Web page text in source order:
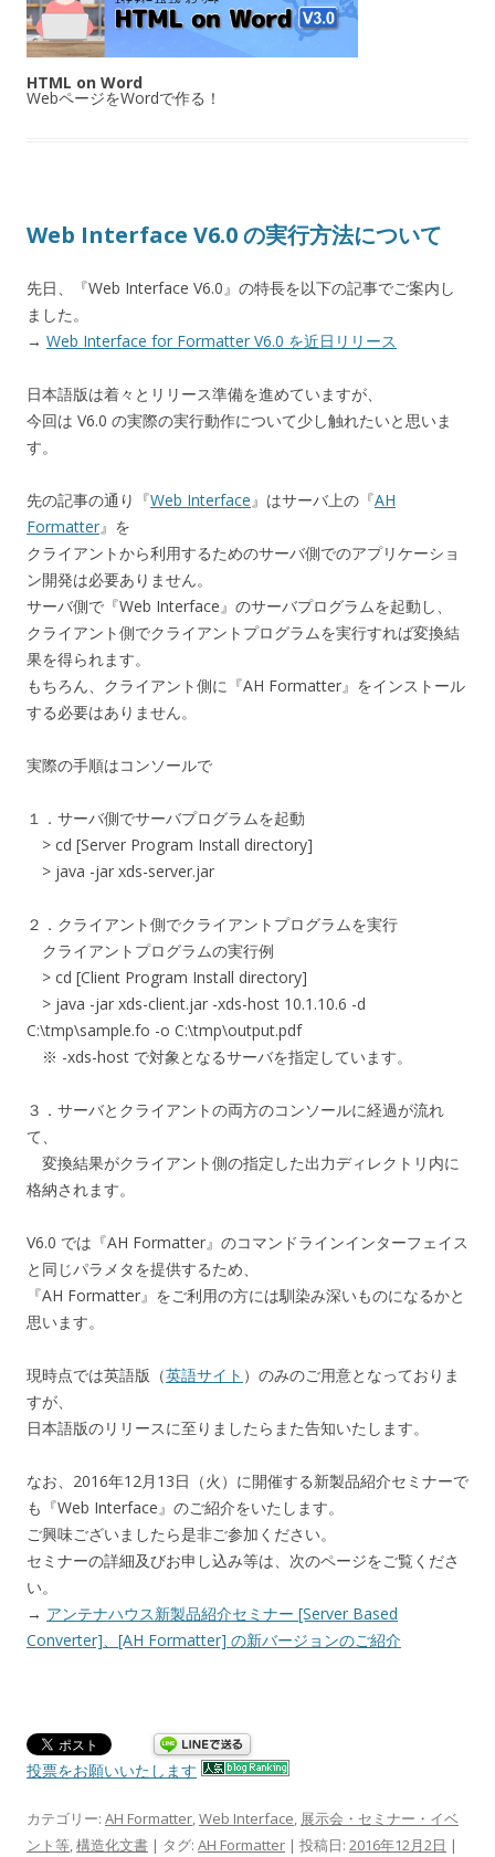
HTML on Word
WebページをWordで作る！
Web Interface V6.0 の実行方法について
先日、『Web Interface V6.0』の特長を以下の記事でご案内し
ました。
→ Web Interface for Formatter V6.0 を近日リリース
日本語版は着々とリリース準備を進めていますが、
今回は V6.0 の実際の実行動作について少し触れたいと思いま
す。
先の記事の通り『Web Interface 』はサーバ上の『AH
Formatter』を
クライアントから利用するためのサーバ側でのアプリケーショ
ン開発は必要ありません。
サーバ側で『Web Interface』のサーバプログラムを起動し、
クライアント側でクライアントプログラムを実行すれば変換結
果を得られます。
もちろん、クライアント側に『AH Formatter』をインストール
する必要はありません。
実際の手順はコンソールで
１．サーバ側でサーバプログラムを起動
> cd [Server Program Install directory]
> java -jar xds-server.jar
２．クライアント側でクライアントプログラムを実行
クライアントプログラムの実行例
> cd [Client Program Install directory]
> java -jar xds-client.jar -xds-host 10.1.10.6 -d
C:\tmp\sample.fo -o C:\tmp\output.pdf
※ -xds-host で対象となるサーバを指定しています。
３．サーバとクライアントの両方のコンソールに経過が流れ
て、
変換結果がクライアント側の指定した出力ディレクトリ内に
格納されます。
V6.0 では『AH Formatter』のコマンドラインインターフェイス
と同じパラメタを提供するため、
『AH Formatter』をご利用の方には馴染み深いものになるかと
思います。
現時点では英語版（英語サイト ）のみのご用意となっておりま
すが、
日本語版のリリースに至りましたらまた告知いたします。
なお、2016年12月13日（火）に開催する新製品紹介セミナーで
も『Web Interface』のご紹介をいたします。
ご興味ございましたら是非ご参加ください。
セミナーの詳細及びお申し込み等は、次のページをご覧くださ
い。
→ アンテナハウス新製品紹介セミナー [Server Based
Converter]、[AH Formatter] の新バージョンのご紹介
投票をお願いいたします
カテゴリー: AH Formatter Web Interface 展示会・セミナー・イベ
ント等 構造化文書 | タグ: AH Formatter | 投稿日: 2016年12月2日 |